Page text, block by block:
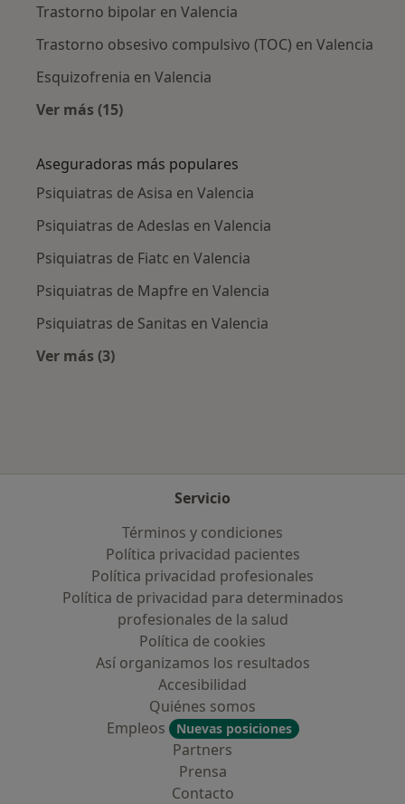
Trastorno bipolar en Valencia
Trastorno obsesivo compulsivo (TOC) en Valencia
Esquizofrenia en Valencia
Ver más (15)
Aseguradoras más populares
Psiquiatras de Asisa en Valencia
Psiquiatras de Adeslas en Valencia
Psiquiatras de Fiatc en Valencia
Psiquiatras de Mapfre en Valencia
Psiquiatras de Sanitas en Valencia
Ver más (3)
Servicio
Términos y condiciones
Política privacidad pacientes
Política privacidad profesionales
Política de privacidad para determinados
profesionales de la salud
Política de cookies
Así organizamos los resultados
Accesibilidad
Quiénes somos
Empleos
Nuevas posiciones
Partners
Prensa
Contacto